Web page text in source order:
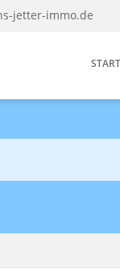
jetter-immo.de